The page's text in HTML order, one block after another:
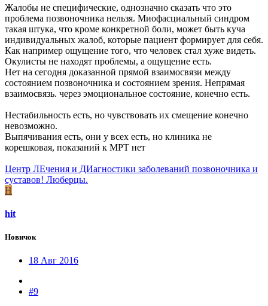
Жалобы не специфические, однозначно сказать что это
проблема позвоночника нельзя. Миофасциальный синдром
такая штука, что кроме конкретной боли, может быть куча
индивидуальных жалоб, которые пациент формирует для себя.
Как например ощущение того, что человек стал хуже видеть.
Окулисты не находят проблемы, а ощущение есть.
Нет на сегодня доказанной прямой взаимосвязи между
состоянием позвоночника и состоянием зрения. Непрямая
взаимосвязь. через эмоциональное состояние, конечно есть.
Нестабильность есть, но чувствовать их смещение конечно
невозможно.
Выпячивания есть, они у всех есть, но клиника не
корешковая, показаний к МРТ нет
Центр ЛЕчения и ДИагностики заболеваний позвоночника и
суставов! Люберцы.
H
hit
Новичок
18 Авг 2016
#9